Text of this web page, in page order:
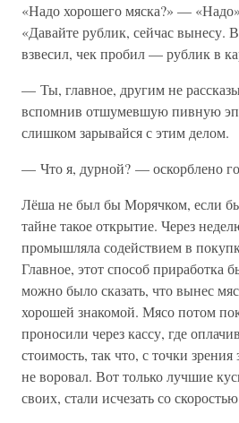
«Надо хорошего мяска?» —
«Давайте рублик, сейчас вынесу.
взвесил, чек пробил — рублик в
— Ты, главное, другим не
вспомнив отшумевшую пивную
слишком зарывайся с этим делом.
— Что я, дурной? — оскорблено
Лёша не был бы Морячком, если
тайне такое открытие. Через
промышляла содействием в
Главное, этот способ приработка
можно было сказать, что вынес
хорошей знакомой. Мясо потом
проносили через кассу, где
стоимость, так что, с точки
не воровал. Вот только лучшие
своих, стали исчезать со